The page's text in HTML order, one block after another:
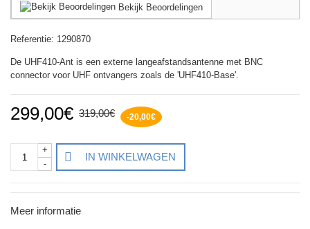
Bekijk Beoordelingen
Referentie: 1290870
De UHF410-Ant is een externe langeafstandsantenne met BNC
connector voor UHF ontvangers zoals de 'UHF410-Base'.
299,00€ 319,00€ -20,00€
-
+
IN WINKELWAGEN
Meer informatie